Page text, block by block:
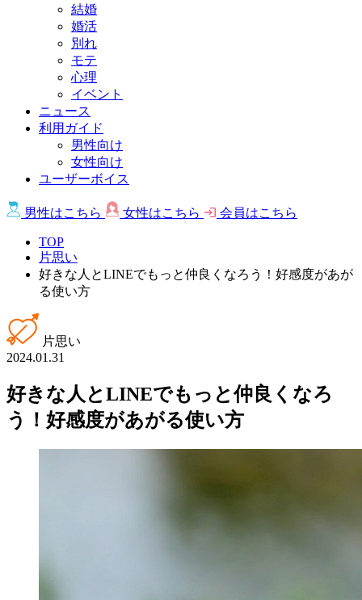
結婚
婚活
別れ
モテ
心理
イベント
ニュース
利用ガイド
男性向け
女性向け
ユーザーボイス
男性はこちら 女性はこちら 会員はこちら
TOP
片思い
好きな人とLINEでもっと仲良くなろう！好感度があが
る使い方
片思い
2024.01.31
好きな人とLINEでもっと仲良くなろ
う！好感度があがる使い方